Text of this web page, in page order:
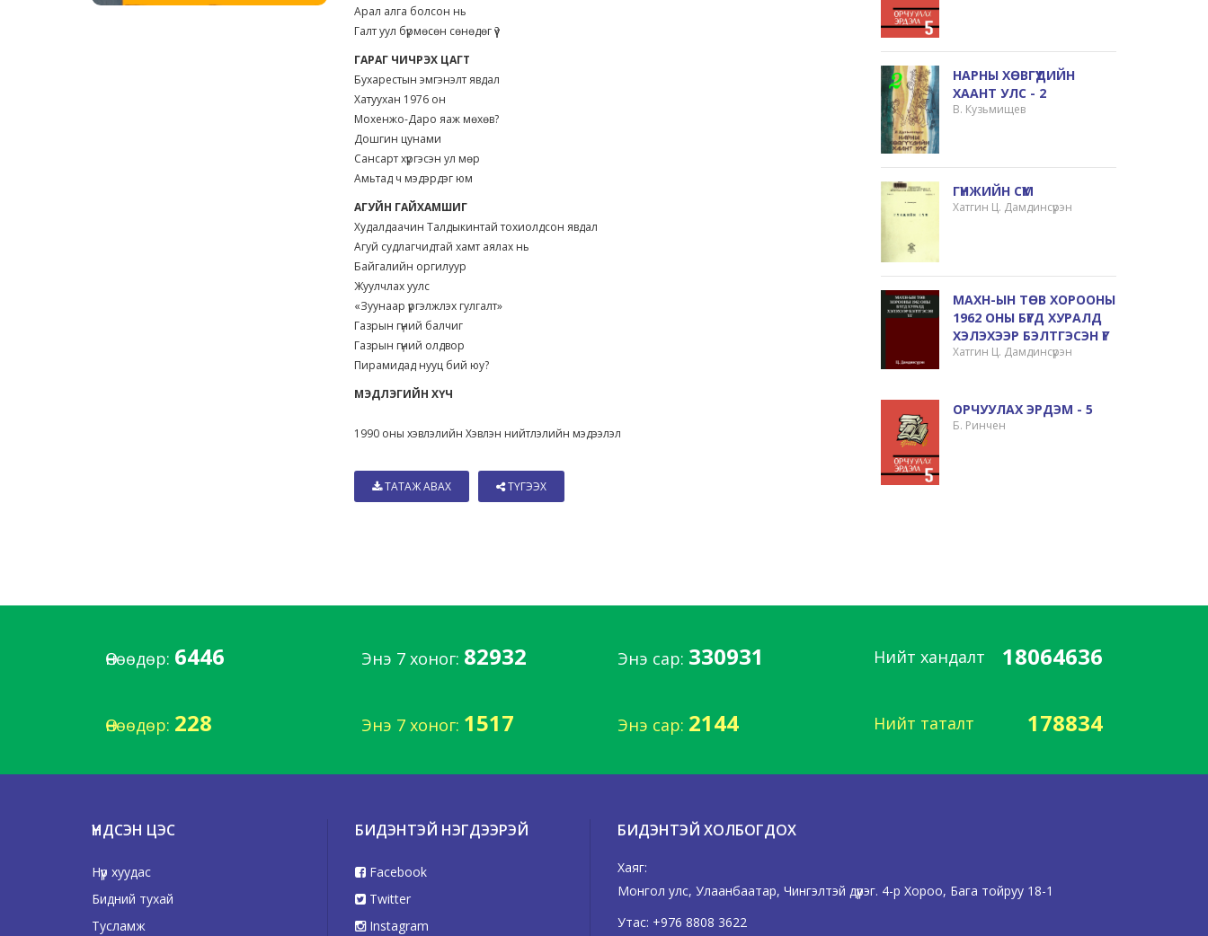
Арал алга болсон нь
Галт уул бүрмөсөн сөнөдөг үү?
ГАРАГ ЧИЧРЭХ ЦАГТ
Бухарестын эмгэнэлт явдал
Хатуухан 1976 он
Мохенжо-Даро яаж мөхөв?
Дошгин цунами
Сансарт хүргэсэн ул мөр
Амьтад ч мэдэрдэг юм
АГУЙН ГАЙХАМШИГ
Худалдаачин Талдыкинтай тохиолдсон явдал
Агуй судлагчидтай хамт аялах нь
Байгалийн оргилуур
Жуулчлах уулс
«Зуунаар үргэлжлэх гулгалт»
Газрын гүний балчиг
Газрын гүний олдвор
Пирамидад нууц бий юу?
МЭДЛЭГИЙН ХҮЧ
1990 оны хэвлэлийн Хэвлэн нийтлэлийн мэдээлэл
ТАТАЖ АВАХ ТҮГЭЭХ
НАРНЫ ХӨВГҮҮДИЙН
ХААНТ УЛС - 2
В. Кузьмищев
ГҮНЖИЙН СҮМ
Хатгин Ц. Дамдинсүрэн
МАХН-ЫН ТӨВ ХОРООНЫ
1962 ОНЫ БҮГД ХУРАЛД
ХЭЛЭХЭЭР БЭЛТГЭСЭН ҮГ
Хатгин Ц. Дамдинсүрэн
ОРЧУУЛАХ ЭРДЭМ - 5
Б. Ринчен
Өнөөдөр: 6446 Энэ 7 хоног: 82932 Энэ сар: 330931 Нийт хандалт 18064636
Өнөөдөр: 228 Энэ 7 хоног: 1517 Энэ сар: 2144 Нийт таталт 178834
ҮНДСЭН ЦЭС
Нүүр хуудас
Бидний тухай
Тусламж
БИДЭНТЭЙ НЭГДЭЭРЭЙ
Facebook
Twitter
Instagram
БИДЭНТЭЙ ХОЛБОГДОХ
Хаяг:
Монгол улс, Улаанбаатар, Чингэлтэй дүүрэг. 4-р Хороо, Бага тойруу 18-1
Утас: +976 8808 3622